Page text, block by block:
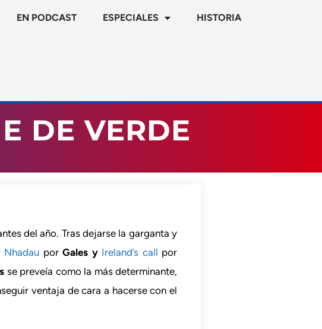
EN PODCAST ESPECIALES HISTORIA
DE VERDE
del año. Tras dejarse la garganta y
Nhadau porGales y Ireland’s call por
se preveía como la más determinante,
ventaja de cara a hacerse con el